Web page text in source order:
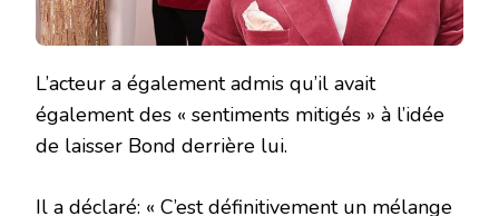
L’acteur a également admis qu’il avait
également des « sentiments mitigés » à l’idée
de laisser Bond derrière lui.
Il a déclaré: « C’est définitivement un mélange